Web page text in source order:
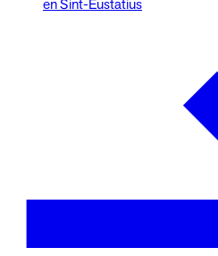
en Sint-Eustatius